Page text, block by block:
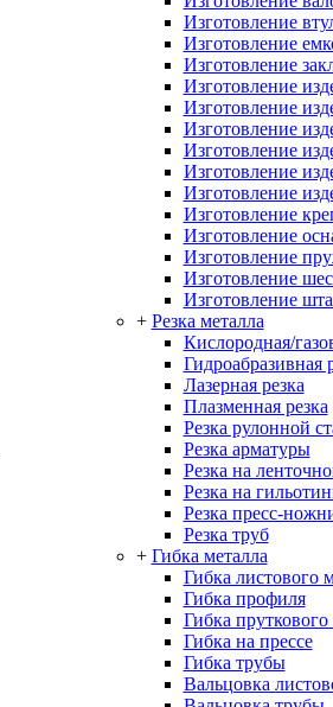
Изготовление
Изготовление
Изготовление
Изготовление
Изготовление
Изготовление
Изготовление
Изготовление
Изготовление
Изготовление
Изготовление
Изготовление
Изготовление
Изготовление
+ Резка металла
Кислородная/
Гидроабразивная
Лазерная резка
Плазменная резка
Резка рулонной
Резка арматуры
Резка на
Резка на
Резка пресс-
Резка труб
+ Гибка металла
Гибка листового
Гибка профиля
Гибка пруткового
Гибка на прессе
Гибка трубы
Вальцовка